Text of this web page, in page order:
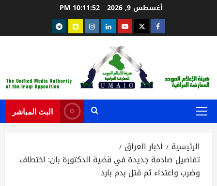
المحتوى
أغسطس 9, 2026 10:11:53 PM
facebook
Twitter
youtube
Linkedin
instagram
snapchat
Telegram
القائمة
البث المباشر
الرئيسية
اخبار العراق
تفاصيل صادمة جديدة في قضية الدكتورة بان: اختطاف
وضرب واعتداء ثم قتل بدم بارد